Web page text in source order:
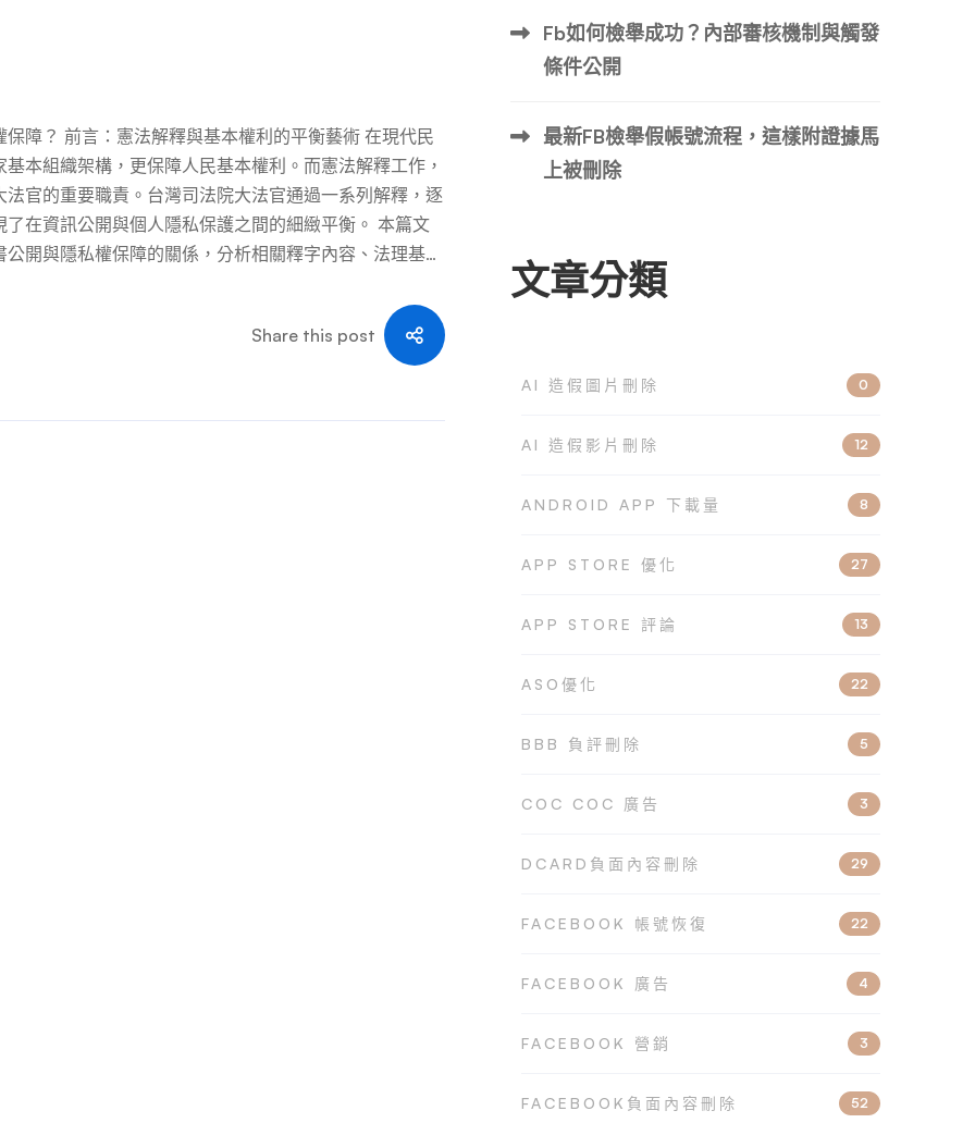
障？ 前言：憲法解釋與基本權利的平衡藝術 在現代民
本組織架構，更保障人民基本權利。而憲法解釋工作，
官的重要職責。台灣司法院大法官通過一系列解釋，逐
在資訊公開與個人隱私保護之間的細緻平衡。 本篇文
開與隱私權保障的關係，分析相關釋字內容、法理基
基本權利，並於第二十二條設有概括條款：「凡人民
憲法之保障。」這種「列舉權利+概括條款」的設計，
種方式逐步獲得憲法層級的保障。 大法官在釋字603
Share this post
Fb如何檢舉成功？內部審核機制與觸發
條件公開
最新FB檢舉假帳號流程，這樣附證據馬
上被刪除
文章分類
AI 造假圖片刪除 0
AI 造假影片刪除 12
ANDROID APP 下載量 8
APP STORE 優化 27
APP STORE 評論 13
ASO優化 22
BBB 負評刪除 5
COC COC 廣告 3
DCARD負面內容刪除 29
FACEBOOK 帳號恢復 22
FACEBOOK 廣告 4
FACEBOOK 營銷 3
FACEBOOK負面內容刪除 52